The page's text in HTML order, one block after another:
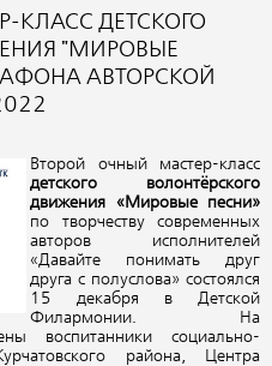
КЛАСС ДЕТСКОГО
"МИРОВЫЕ
АВТОРСКОЙ
Второй очный мастер-класс
детского волонтёрского
движения «Мировые песни»
по творчеству современных
авторов исполнителей
«Давайте понимать друг
друга с полуслова» состоялся
15 декабря в Детской
Филармонии. На
воспитанники социально-
района, Центра